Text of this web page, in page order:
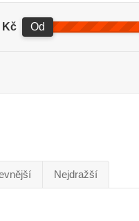
Kč Od
Nejdražší